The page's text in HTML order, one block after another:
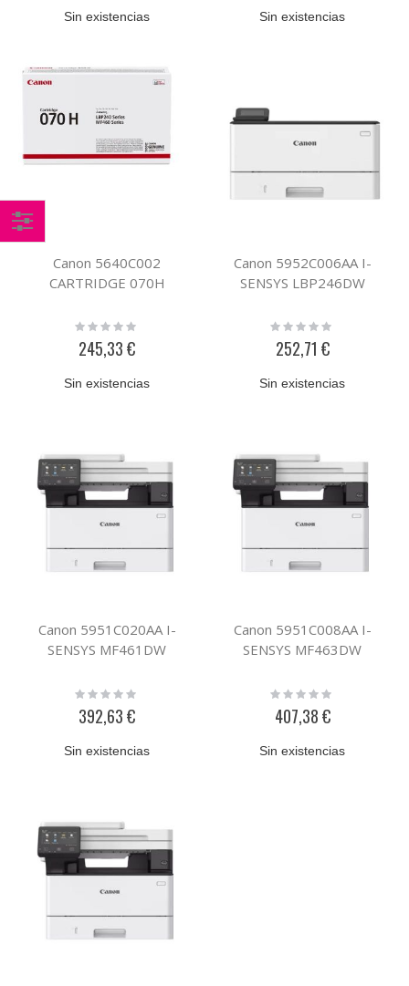
Sin existencias Sin existencias
Canon 5640C002
CARTRIDGE 070H
Rating:
245,33 €
Sin existencias
Canon 5952C006AA I-
SENSYS LBP246DW
Rating:
252,71 €
Sin existencias
Canon 5951C020AA I-
SENSYS MF461DW
Rating:
392,63 €
Sin existencias
Canon 5951C008AA I-
SENSYS MF463DW
Rating:
407,38 €
Sin existencias
Comprar